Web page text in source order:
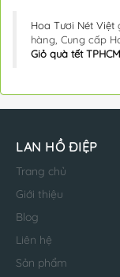
Hoa Tươi Nét Việt
hàng, Cung cấp
Giỏ quà tết TPHCM
LAN HỒ ĐIỆP
Trang chủ
Giới thiệu
Blog
Liên hệ
Sản phẩm